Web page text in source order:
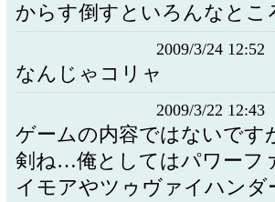
からす倒すといろんなとこ
2009/3/24 12:52
なんじゃコリャ
2009/3/22 12:43
ゲームの内容ではないで
剣ね…俺としてはパワーフ
イモアやツゥヴァイハンダ